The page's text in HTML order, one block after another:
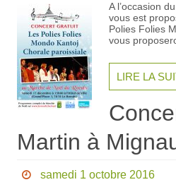
A l’occasion
vous est
Polies Folies
vous
LIRE LA
Martin à
samedi 1 octobre 2016